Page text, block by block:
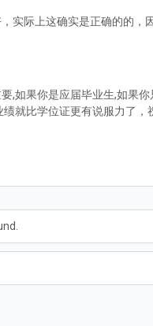
实际上这确实是正确的的
,如果你是应届毕业生,如果
就比学位证更有说服力了，